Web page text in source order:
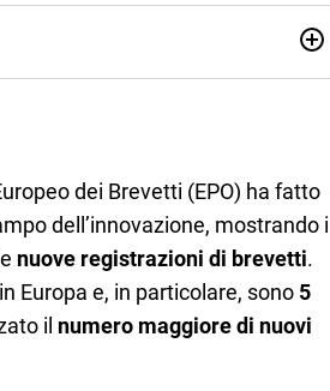
che trasformo in parole scritte per lavoro e
dei Brevetti (EPO) ha fatto
dell’innovazione, mostrando i
nuove registrazioni di brevetti.
Europa e, in particolare, sono 5
il numero maggiore di nuovi